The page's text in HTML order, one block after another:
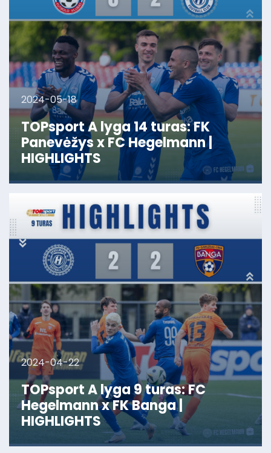
2024-05-18
TOPsport A lyga 14 turas: FK
Panevėžys x FC Hegelmann |
HIGHLIGHTS
2024-04-22
TOPsport A lyga 9 turas: FC
Hegelmann x FK Banga |
HIGHLIGHTS